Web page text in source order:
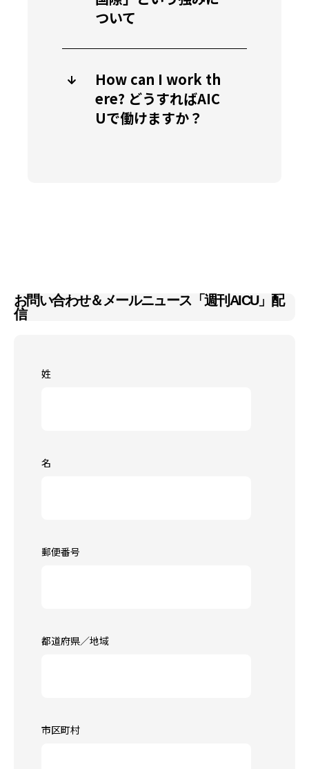
ついて
How can I work th
ere? どうすればAIC
Uで働けますか？
お問い合わせ＆メールニュース「週刊AICU」配
信
姓
名
郵便番号
都道府県／地域
市区町村